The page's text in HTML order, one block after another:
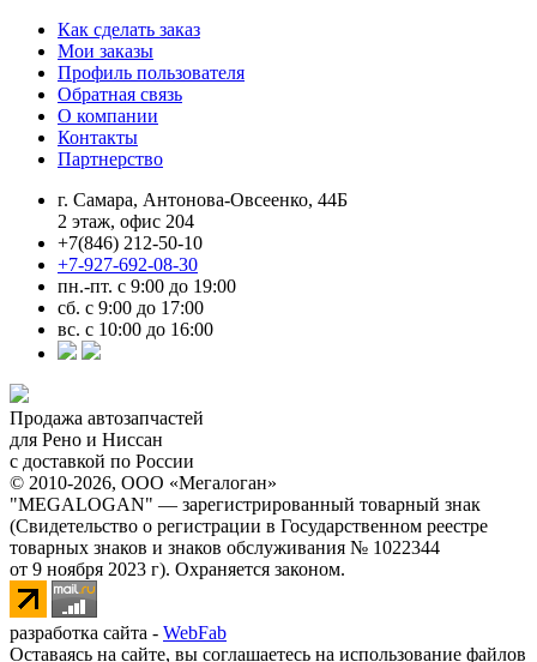
Как сделать заказ
Мои заказы
Профиль пользователя
Обратная связь
О компании
Контакты
Партнерство
г. Самара, Антонова-Овсеенко, 44Б
2 этаж, офис 204
+7(846) 212-50-10
+7-927-692-08-30
пн.-пт. с 9:00 до 19:00
сб. с 9:00 до 17:00
вс. с 10:00 до 16:00
Продажа автозапчастей
для Рено и Ниссан
с доставкой по России
© 2010-2026, ООО «Мегалоган»
"MEGALOGAN" — зарегистрированный товарный знак
(Свидетельство о регистрации в Государственном реестре
товарных знаков и знаков обслуживания № 1022344
от 9 ноября 2023 г). Охраняется законом.
разработка сайта - WebFab
Оставаясь на сайте, вы соглашаетесь на использование файлов